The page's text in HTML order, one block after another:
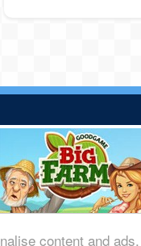
content and